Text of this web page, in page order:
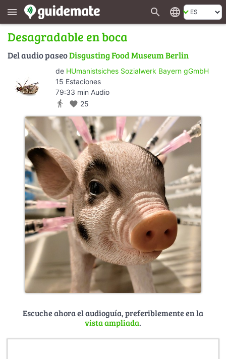
menu search language
Desagradable en boca
Del audio paseoDisgusting Food Museum Berlin
de HUmanistsiches Sozialwerk Bayern gGmbH
15 Estaciones
79:33 min Audio
directions_walk favorite 25
Escuche ahora el audioguía, preferiblemente en la
vista ampliada.